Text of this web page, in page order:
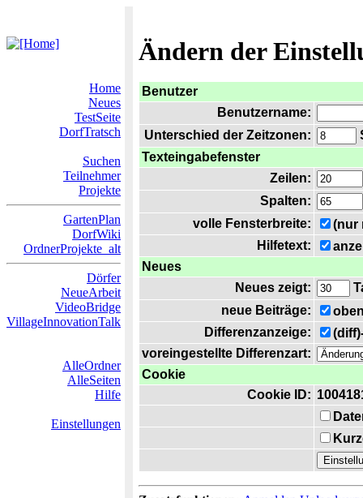
Ändern der
Home
Neues
TestSeite
DorfTratsch
Suchen
Teilnehmer
Projekte
GartenPlan
DorfWiki
OrdnerProjekte_alt
Dörfer
NeueArbeit
VideoBridge
VillageInnovationTalk
AlleOrdner
AlleSeiten
Hilfe
Einstellungen
Benutzer
Benutzername:
Unterschied der Zeitzonen:
Texteingabefenster
Zeilen:
Spalten:
volle Fensterbreite:
(nur
Hilfetext:
Neues
Neues zeigt:
neue Beiträge:
Differenzanzeige:
voreingestellte Differenzart:
Cookie
Cookie ID: